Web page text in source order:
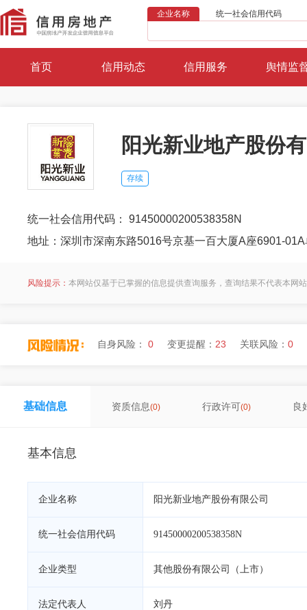
企业名称 统一社会信用代码
首页 信用动态 信用服务 舆情监
阳光新业地产股份
存续
统一社会信用代码： 91450000200538358N
地址：深圳市深南东路5016号京基一百大厦A座6901-
风险提示： 本网站仅基于已掌握的信息提供查询服务，查询结果不代表本网
自身风险： 0 变更提醒： 23 关联风险： 0
基础信息 资质信息(0) 行政许可(0) 良
基本信息
企业名称 阳光新业地产股份有限公司
统一社会信用代码 91450000200538358N
企业类型 其他股份有限公司（上市）
法定代表人 刘丹